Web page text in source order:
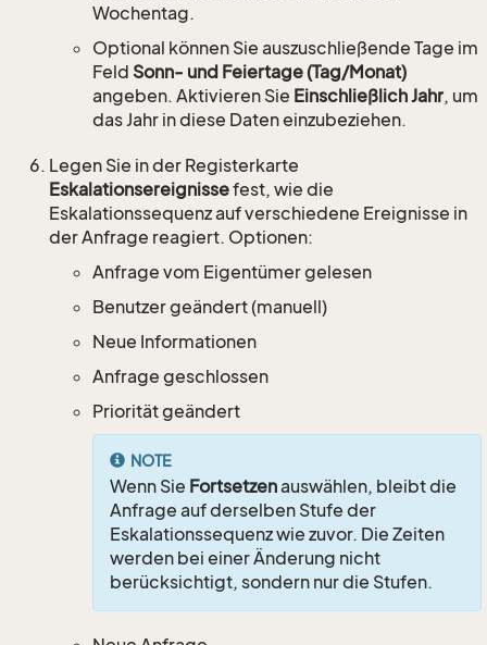
Wochentag.
Optional können Sie auszuschließende Tage im
Feld Sonn- und Feiertage (Tag/Monat)
angeben. Aktivieren Sie Einschließlich Jahr, um
das Jahr in diese Daten einzubeziehen.
Legen Sie in der Registerkarte
Eskalationsereignissefest, wie die
Eskalationssequenz auf verschiedene Ereignisse in
der Anfrage reagiert. Optionen:
Anfrage vom Eigentümer gelesen
Benutzer geändert (manuell)
Neue Informationen
Anfrage geschlossen
Priorität geändert
NOTE
Wenn Sie Fortsetzenauswählen, bleibt die
Anfrage auf derselben Stufe der
Eskalationssequenz wie zuvor. Die Zeiten
werden bei einer Änderung nicht
berücksichtigt, sondern nur die Stufen.